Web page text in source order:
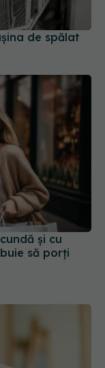
de spălat
și cu
să porți